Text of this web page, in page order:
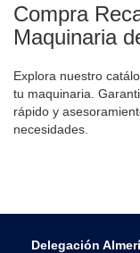
Compra
Maquinaria
Explora nuestro
tu maquinaria.
rápido y
necesidades.
Delegación